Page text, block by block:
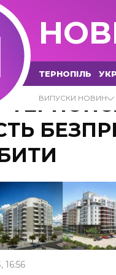
ТЕРНОПІЛЬ
ВИПУСКИ НОВИН
16:56